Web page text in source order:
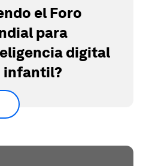
el Foro
para
digital
infantil?